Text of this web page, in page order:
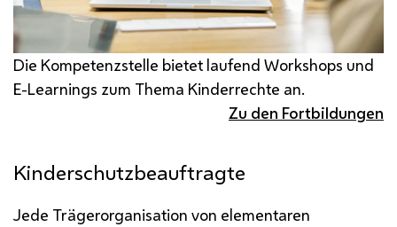
Die Kompetenzstelle bietet laufend Workshops und
E-Learnings zum Thema Kinderrechte an.
Zu den Fortbildungen
Kinderschutzbeauftragte
Jede Trägerorganisation von elementaren